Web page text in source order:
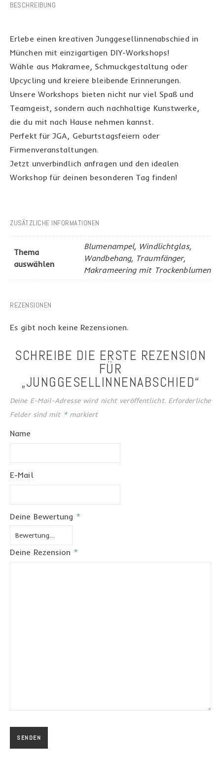
BESCHREIBUNG
Erlebe einen kreativen Junggesellinnenabschied in
München mit einzigartigen DIY-Workshops!
Wähle aus Makramee, Schmuckgestaltung oder
Upcycling und kreiere bleibende Erinnerungen.
Unsere Workshops bieten nicht nur viel Spaß und
Teamgeist, sondern auch nachhaltige Kunstwerke,
die du mit nach Hause nehmen kannst.
Perfekt für JGA, Geburtstagsfeiern oder
Firmenveranstaltungen.
Jetzt unverbindlich anfragen und den idealen
Workshop für deinen besonderen Tag finden!
ZUSÄTZLICHE INFORMATIONEN
Thema
auswählen
Blumenampel, Windlichtglas,
Wandbehang, Traumfänger,
Makrameering mit Trockenblumen
REZENSIONEN
Es gibt noch keine Rezensionen.
SCHREIBE DIE ERSTE REZENSION
FÜR
„JUNGGESELLINNENABSCHIED“
Deine E-Mail-Adresse wird nicht veröffentlicht. Erforderliche
Felder sind mit *markiert
Name
E-Mail
Deine Bewertung *
Deine Rezension *